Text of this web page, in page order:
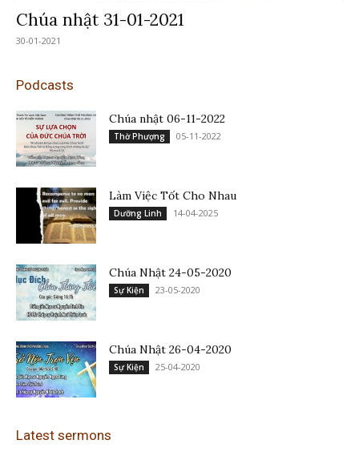
Chúa nhật 31-01-2021
30-01-2021
Podcasts
Chúa nhật 06-11-2022
Thờ Phượng 05-11-2022
Làm Việc Tốt Cho Nhau
Dưỡng Linh 14-04-2025
Chúa Nhật 24-05-2020
Sự Kiện 23-05-2020
Chúa Nhật 26-04-2020
Sự Kiện 25-04-2020
Latest sermons